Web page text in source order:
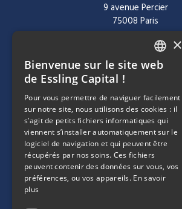
9 avenue Percier
75008 Paris
+ 33 1 40 60 22 30
MENU DE NAVIGATION
SOCIÉTÉ
ÉQUIPE
MENU DE NAVIGATION
STRATÉGIES
FRENCH
×
Bienvenue sur le site web
de Essling Capital !
Pour vous permettre de naviguer facilement
sur notre site, nous utilisons des cookies : il
s’agit de petits fichiers informatiques qui
viennent s’installer automatiquement sur le
logiciel de navigation et qui peuvent être
récupérés par nos soins. Ces fichiers
peuvent contenir des données sur vous, vos
préférences, ou vos appareils. En savoir
plus